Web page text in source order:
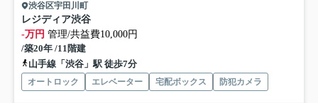
渋谷区宇田川町
レジディア渋谷
-万円 管理/共益費10,000円
/築20年 /11階建
山手線「渋谷」駅 徒歩7分
オートロック エレベーター 宅配ボックス 防犯カメラ